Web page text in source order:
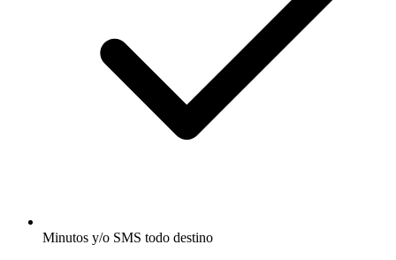
Minutos y/o SMS todo destino